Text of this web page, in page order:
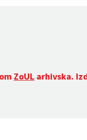
ZoUL arhivska.